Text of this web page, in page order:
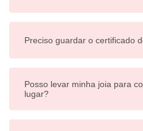
Preciso guardar o certificado
Posso levar minha joia para
lugar?